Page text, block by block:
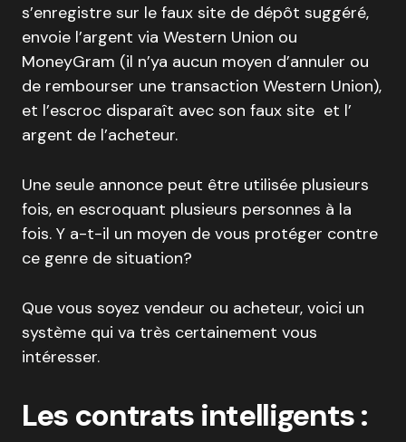
s’enregistre sur le faux site de dépôt suggéré,
envoie l’argent via Western Union ou
MoneyGram (il n’ya aucun moyen d’annuler ou
de rembourser une transaction Western Union),
et l’escroc disparaît avec son faux site et l’
argent de l’acheteur.
Une seule annonce peut être utilisée plusieurs
fois, en escroquant plusieurs personnes à la
fois. Y a-t-il un moyen de vous protéger contre
ce genre de situation?
Que vous soyez vendeur ou acheteur, voici un
système qui va très certainement vous
intéresser.
Les contrats intelligents :